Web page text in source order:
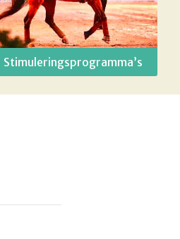
Stimuleringsprogramma’s